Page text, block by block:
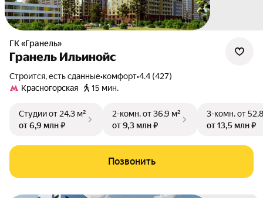
ГК «Гранель»
Гранель Ильинойс
Строится, есть сданные•комфорт•4.4 (427)
Красногорская
15 мин.
Студииот 24,3 м²
от 6,9 млн ₽
2-комн.от 36,9 м²
от 9,3 млн ₽
3-комн.от
от 13,5 млн ₽
Позвонить